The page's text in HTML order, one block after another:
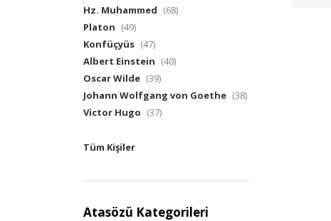
Hz. Muhammed (68)
Platon (49)
Konfüçyüs (47)
Albert Einstein (40)
Oscar Wilde (39)
Johann Wolfgang von Goethe (38)
Victor Hugo (37)
Tüm Kişiler
Atasözü Kategorileri